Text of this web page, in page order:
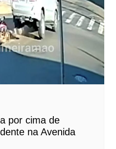
por cima de
na Avenida